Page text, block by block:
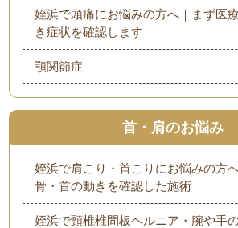
姪浜で頭痛にお悩みの方へ｜まず医
き症状を確認します
顎関節症
首・肩のお悩み
姪浜で肩こり・首こりにお悩みの方
骨・首の動きを確認した施術
姪浜で頸椎椎間板ヘルニア・腕や手